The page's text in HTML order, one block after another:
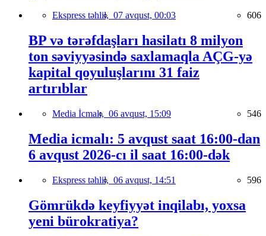
Ekspress təhlil, 07 avqust, 00:03 606
BP və tərəfdaşları hasilatı 8 milyon
ton səviyyəsində saxlamaqla AÇG-yə
kapital qoyuluşlarını 31 faiz
artırıblar
Media İcmalı, 06 avqust, 15:09 546
Media icmalı: 5 avqust saat 16:00-dan
6 avqust 2026-cı il saat 16:00-dək
Ekspress təhlil, 06 avqust, 14:51 596
Gömrükdə keyfiyyət inqilabı, yoxsa
yeni bürokratiya?